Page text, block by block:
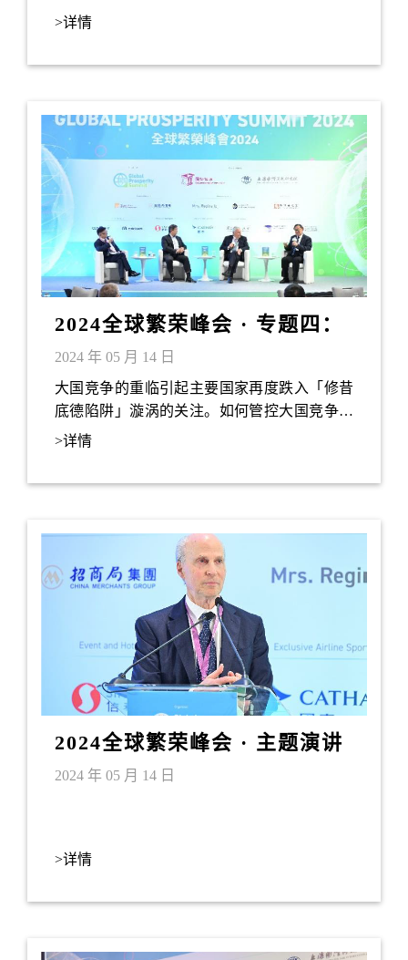
发展。
>详情
2024全球繁荣峰会 · 专题四：
大国竞争与和平共处
2024 年 05 月 14 日
大国竞争的重临引起主要国家再度跌入「修昔
底德陷阱」漩涡的关注。如何管控大国竞争产
生的分歧及压力，将对于缓解大国冲突的风险
>详情
2024全球繁荣峰会 · 主题演讲
——罗杰．大卫．科恩伯格
2024 年 05 月 14 日
>详情